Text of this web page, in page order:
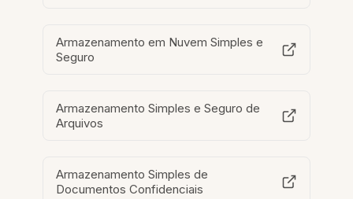
Armazenamento em Nuvem Simples e
Seguro
Armazenamento Simples e Seguro de
Arquivos
Armazenamento Simples de
Documentos Confidenciais